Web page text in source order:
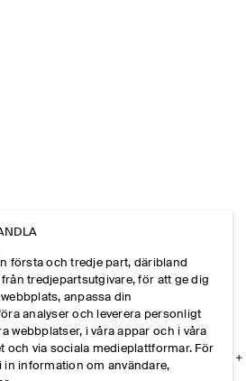
första och tredje part, däribland
tredjepartsutgivare, för att ge dig
anpassa din
analyser och leverera personligt
webbplatser, i våra appar och i våra
och via sociala medieplattformar. För
in information om användare,